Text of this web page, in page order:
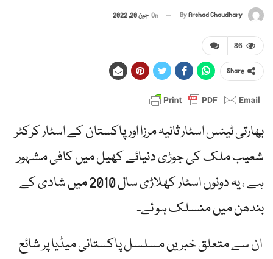
ByArshad Chaudhary
On جون 20, 2022
86
Share
بھارتی ٹینس اسٹار ثانیہ مرزا اور پاکستان کے اسٹار کرکٹر
شعیب ملک کی جوڑی دنیائے کھیل میں کافی مشہور
ہے ، یہ دونوں اسٹار کھلاڑی سال 2010 میں شادی کے
بندھن میں منسلک ہو ئے۔
ان سے متعلق خبریں مسلسل پاکستانی میڈیا پر شائع